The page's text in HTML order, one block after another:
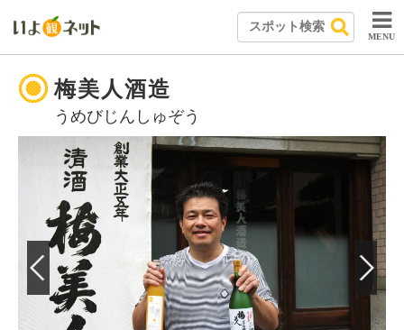
MENU
梅美人酒造
うめびじんしゅぞう